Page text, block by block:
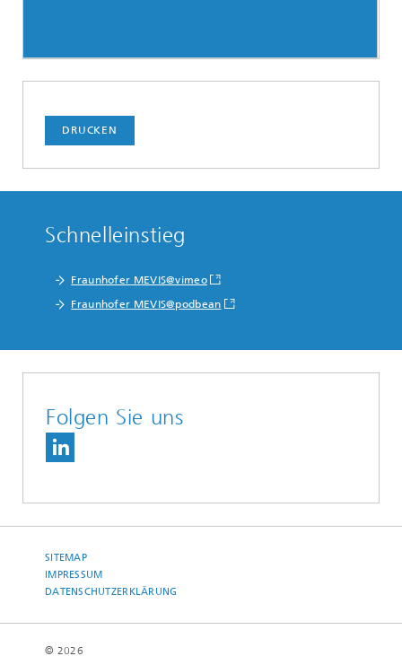
DRUCKEN
Schnelleinstieg
Fraunhofer MEVIS@vimeo
Fraunhofer MEVIS@podbean
Folgen Sie uns
SITEMAP
IMPRESSUM
DATENSCHUTZERKLÄRUNG
© 2026